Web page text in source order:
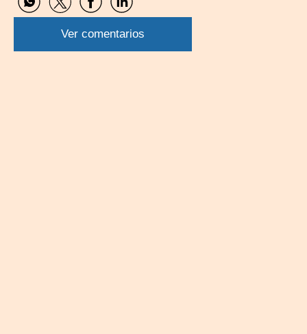
Compartir
por
WhatsApp
Compartir
por
Twitter
Compartir
por
Facebook
Compartir
por
Linkedin
Ver comentarios